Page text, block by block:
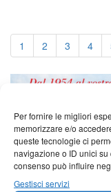
Per fornire le migliori
memorizzare e/o
queste tecnologie ci
navigazione o ID unici
consenso può influire
Gestisci servizi
1 2 3 4